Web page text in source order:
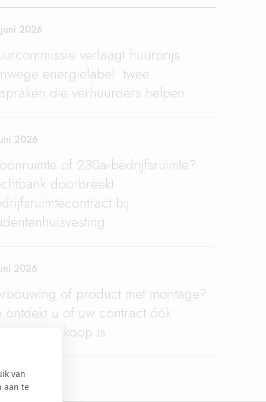
van
aan te
2026
verlaagt huurprijs
energielabel: twee
die verhuurders helpen
2026
of 230a-bedrijfsruimte?
doorbreekt
bij
2026
of product met montage?
ontdekt u of uw contract óók
is.